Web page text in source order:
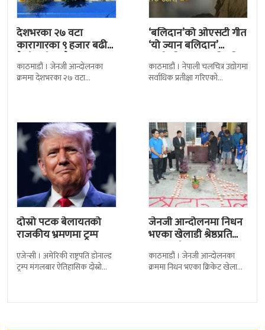
देशभरका २७ वटा
कारागारका ९ हजार बढी
कैदीबन्दी अझै फरार
काठमाडौं । जेनजी आन्दोलनका
क्रममा देशभरका २७ वटा
‘बलिदान’को ओएसटी गीत
‘यो ज्यान बलिदान’
सार्वजनिक, मातृभूमिप्रति
पुत्रको भावनात्मक…
काठमाडौं । नेपाली चलचित्र उद्योगमा
सर्वाधिक प्रतीक्षा गरिएको
दोस्रो पटक बेलायतको
राजकीय भ्रमणमा ट्रम्प
एजेन्सी । अमेरिकी राष्ट्रपति डोनाल्ड
ट्रम्प मंगलबार ऐतिहासिक दोस्रो
बेलायत सरकारले
जेनजी आन्दोलनमा निधन
भएका खेलाडी श्रेष्ठप्रति
श्रद्धाञ्जली
काठमाडौं । जेनजी आन्दोलनका
क्रममा निधन भएका क्रिकेट खेलाडी
त्रिपुरेश्वरस्थीत राष्ट्रिय खेलकुद